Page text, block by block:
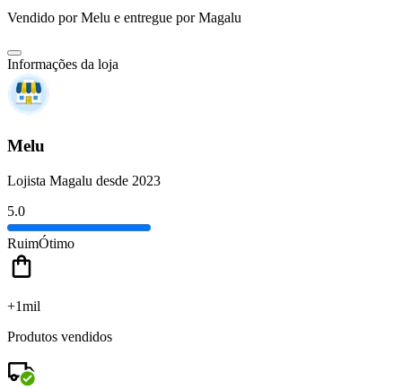
Vendido porMelu e entregue por Magalu
Informações da loja
Melu
Lojista Magalu desde 2023
5.0
RuimÓtimo
+1mil
Produtos vendidos